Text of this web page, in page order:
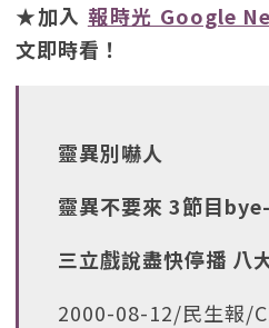
★加入 報時光 Google
文即時看！
靈異別嚇人
靈異不要來 3節目
三立戲說盡快停播 八
2000-08-12/民生報/